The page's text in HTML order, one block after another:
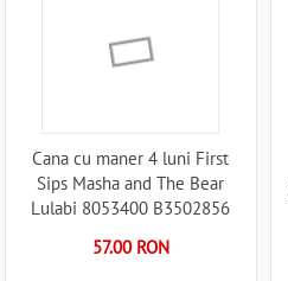
Cana cu maner 4 luni First
Sips Masha and The Bear
Lulabi 8053400 B3502856
57.00 RON